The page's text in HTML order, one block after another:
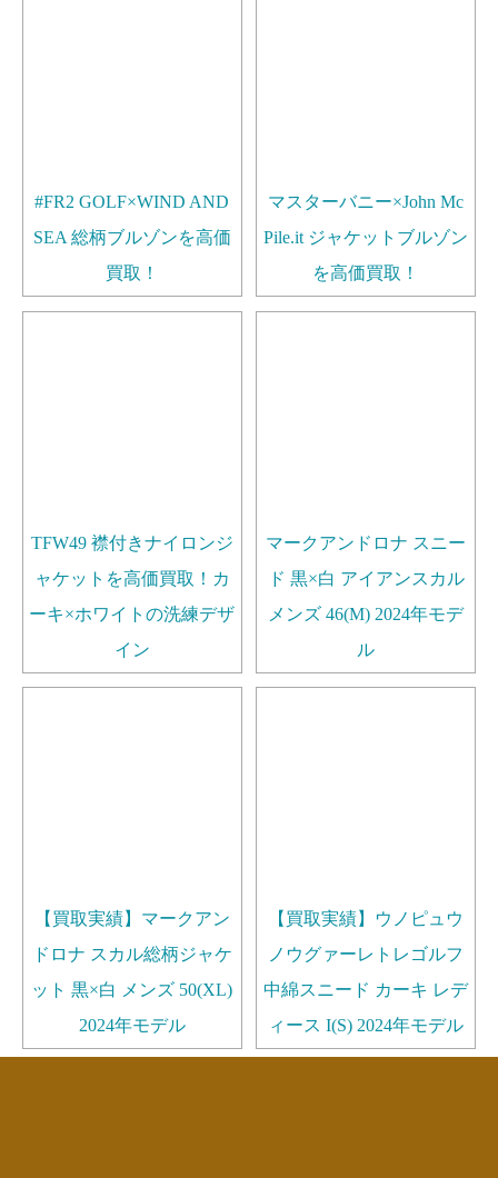
#FR2 GOLF×WIND AND
SEA 総柄ブルゾンを高価
買取！
マスターバニー×John Mc
Pile.it ジャケットブルゾン
を高価買取！
TFW49 襟付きナイロンジ
ャケットを高価買取！カ
ーキ×ホワイトの洗練デザ
イン
マークアンドロナ スニー
ド 黒×白 アイアンスカル
メンズ 46(M) 2024年モデ
ル
【買取実績】マークアン
ドロナ スカル総柄ジャケ
ット 黒×白 メンズ 50(XL)
2024年モデル
【買取実績】ウノピュウ
ノウグァーレトレゴルフ
中綿スニード カーキ レデ
ィース I(S) 2024年モデル